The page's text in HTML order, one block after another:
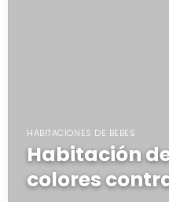
HABITACIONES DE BEBES
Habitación
colores